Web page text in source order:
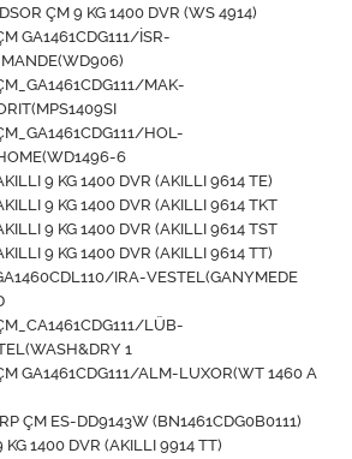
ÇM 9 KG 1400 DVR (WS 4914)
GA1461CDG111/İSR-
MAK-
HOL-
6
9 KG 1400 DVR (AKILLI 9614 TE)
9 KG 1400 DVR (AKILLI 9614 TKT
9 KG 1400 DVR (AKILLI 9614 TST
9 KG 1400 DVR (AKILLI 9614 TT)
IRA-VESTEL(GANYMEDE
LÜB-
1
GA1461CDG111/ALM-LUXOR(WT 1460 A
ÇM ES-DD9143W (BN1461CDG0B0111)
KG 1400 DVR (AKILLI 9914 TT)